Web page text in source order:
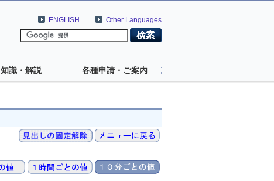
Other Languages
ENGLISH
知識・解説 各種申請・ご案内